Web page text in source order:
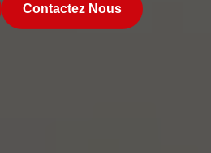
Contactez Nous